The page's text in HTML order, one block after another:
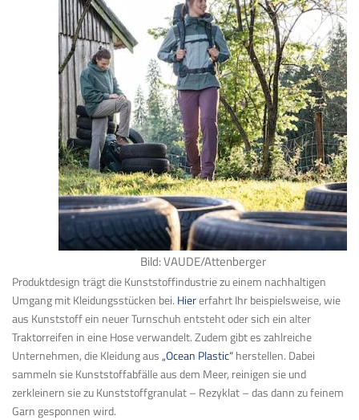
Bild: VAUDE/Attenberger
Produktdesign trägt die Kunststoffindustrie zu einem nachhaltigen
Umgang mit Kleidungsstücken bei. Hiererfahrt Ihr beispielsweise, wie
aus Kunststoff ein neuer Turnschuh entsteht oder sich ein alter
Traktorreifen in eine Hose verwandelt. Zudem gibt es zahlreiche
Unternehmen, die Kleidung aus„Ocean Plastic“herstellen. Dabei
sammeln sie Kunststoffabfälle aus dem Meer, reinigen sie und
zerkleinern sie zu Kunststoffgranulat – Rezyklat – das dann zu feinem
Garn gesponnen wird.